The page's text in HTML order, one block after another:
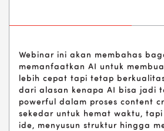
Webinar ini akan membahas
memanfaatkan AI untuk
lebih cepat tapi tetap
dari alasan kenapa AI bisa jadi
powerful dalam proses content
sekedar untuk hemat waktu,
ide, menyusun struktur hingga